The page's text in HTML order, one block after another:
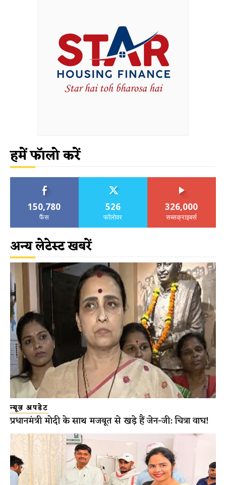
हमें फॉलो करें
150,780
फैंस
526
फॉलोवर
326,000
सब्सक्राइबर्स
अन्य लेटेस्ट खबरें
न्यूज़ अपडेट
प्रधानमंत्री मोदी के साथ मजबूत से खड़े हैं जेन-जी: चित्रा वाघ!